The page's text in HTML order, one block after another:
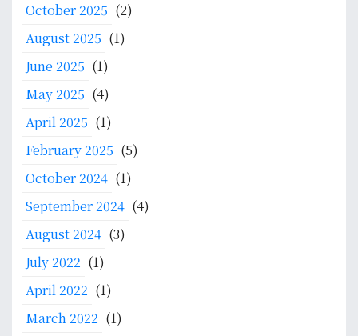
October 2025 (2)
August 2025 (1)
June 2025 (1)
May 2025 (4)
April 2025 (1)
February 2025 (5)
October 2024 (1)
September 2024 (4)
August 2024 (3)
July 2022 (1)
April 2022 (1)
March 2022 (1)